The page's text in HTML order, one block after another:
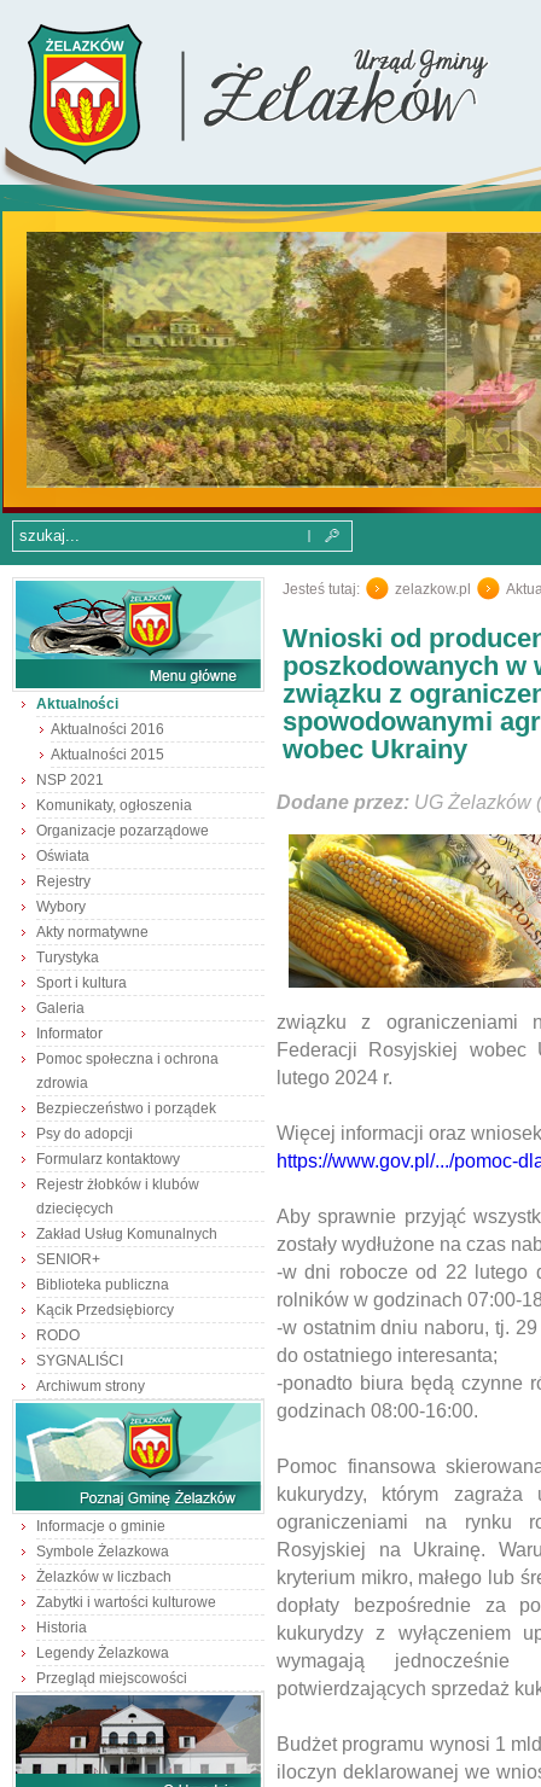
Aktualności
Aktualności 2016
Aktualności 2015
NSP 2021
Komunikaty, ogłoszenia
Organizacje pozarządowe
Oświata
Rejestry
Wybory
Akty normatywne
Turystyka
Sport i kultura
Galeria
Informator
Pomoc społeczna i ochrona
zdrowia
Bezpieczeństwo i porządek
Psy do adopcji
Formularz kontaktowy
Rejestr żłobków i klubów
dziecięcych
Zakład Usług Komunalnych
SENIOR+
Biblioteka publiczna
Kącik Przedsiębiorcy
RODO
SYGNALIŚCI
Archiwum strony
Informacje o gminie
Symbole Żelazkowa
Żelazków w liczbach
Zabytki i wartości kulturowe
Historia
Legendy Żelazkowa
Przegląd miejscowości
Jesteś tutaj: zelazkow.pl
Wnioski od
poszkodowanych w
związku z
spowodowanymi
wobec Ukrainy
Dodane przez: UG Żelazków
związku z ograniczeniami
Federacji Rosyjskiej wobec
lutego 2024 r.
Więcej informacji oraz
https://www.gov.pl/.../pomoc-
Aby sprawnie przyjąć
zostały wydłużone na czas
-w dni robocze od 22 lutego
rolników w godzinach 07:00-
-w ostatnim dniu naboru, tj.
do ostatniego interesanta;
-ponadto biura będą czynne
godzinach 08:00-16:00.
Pomoc finansowa
kukurydzy, którym
ograniczeniami na rynku
Rosyjskiej na Ukrainę.
kryterium mikro, małego lub
dopłaty bezpośrednie za
kukurydzy z wyłączeniem
wymagają jednocześnie
potwierdzających sprzedaż
Budżet programu wynosi 1
iloczyn deklarowanej we